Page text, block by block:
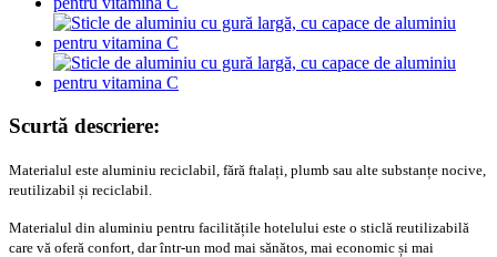
Scurtă descriere:
Materialul este aluminiu reciclabil, fără ftalați, plumb sau alte substanțe nocive,
reutilizabil și reciclabil.
Materialul din aluminiu pentru facilitățile hotelului este o sticlă reutilizabilă
care vă oferă confort, dar într-un mod mai sănătos, mai economic și mai